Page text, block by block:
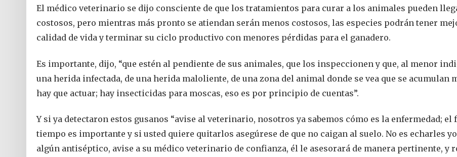
El médico veterinario se dijo consciente de que los tratamientos para curar a los animales pueden
costosos, pero mientras más pronto se atiendan serán menos costosos, las especies podrán tener
calidad de vida y terminar su ciclo productivo con menores pérdidas para el ganadero.
Es importante, dijo, “que estén al pendiente de sus animales, que los inspeccionen y que, al menor
una herida infectada, de una herida maloliente, de una zona del animal donde se vea que se acumulan
hay que actuar; hay insecticidas para moscas, eso es por principio de cuentas”.
Y si ya detectaron estos gusanos “avise al veterinario, nosotros ya sabemos cómo es la enfermedad; el
tiempo es importante y si usted quiere quitarlos asegúrese de que no caigan al suelo. No es echarles
algún antiséptico, avise a su médico veterinario de confianza, él le asesorará de manera pertinente, y